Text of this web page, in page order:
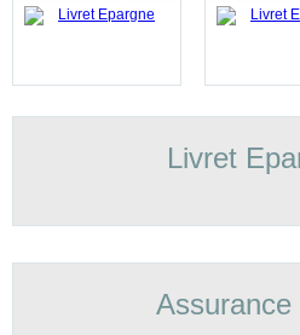
Livret
Assurance